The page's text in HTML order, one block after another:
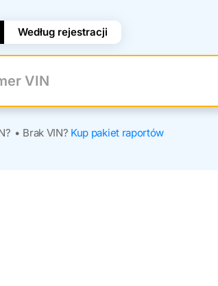
Według rejestracji
• Brak VIN? Kup pakiet raportów